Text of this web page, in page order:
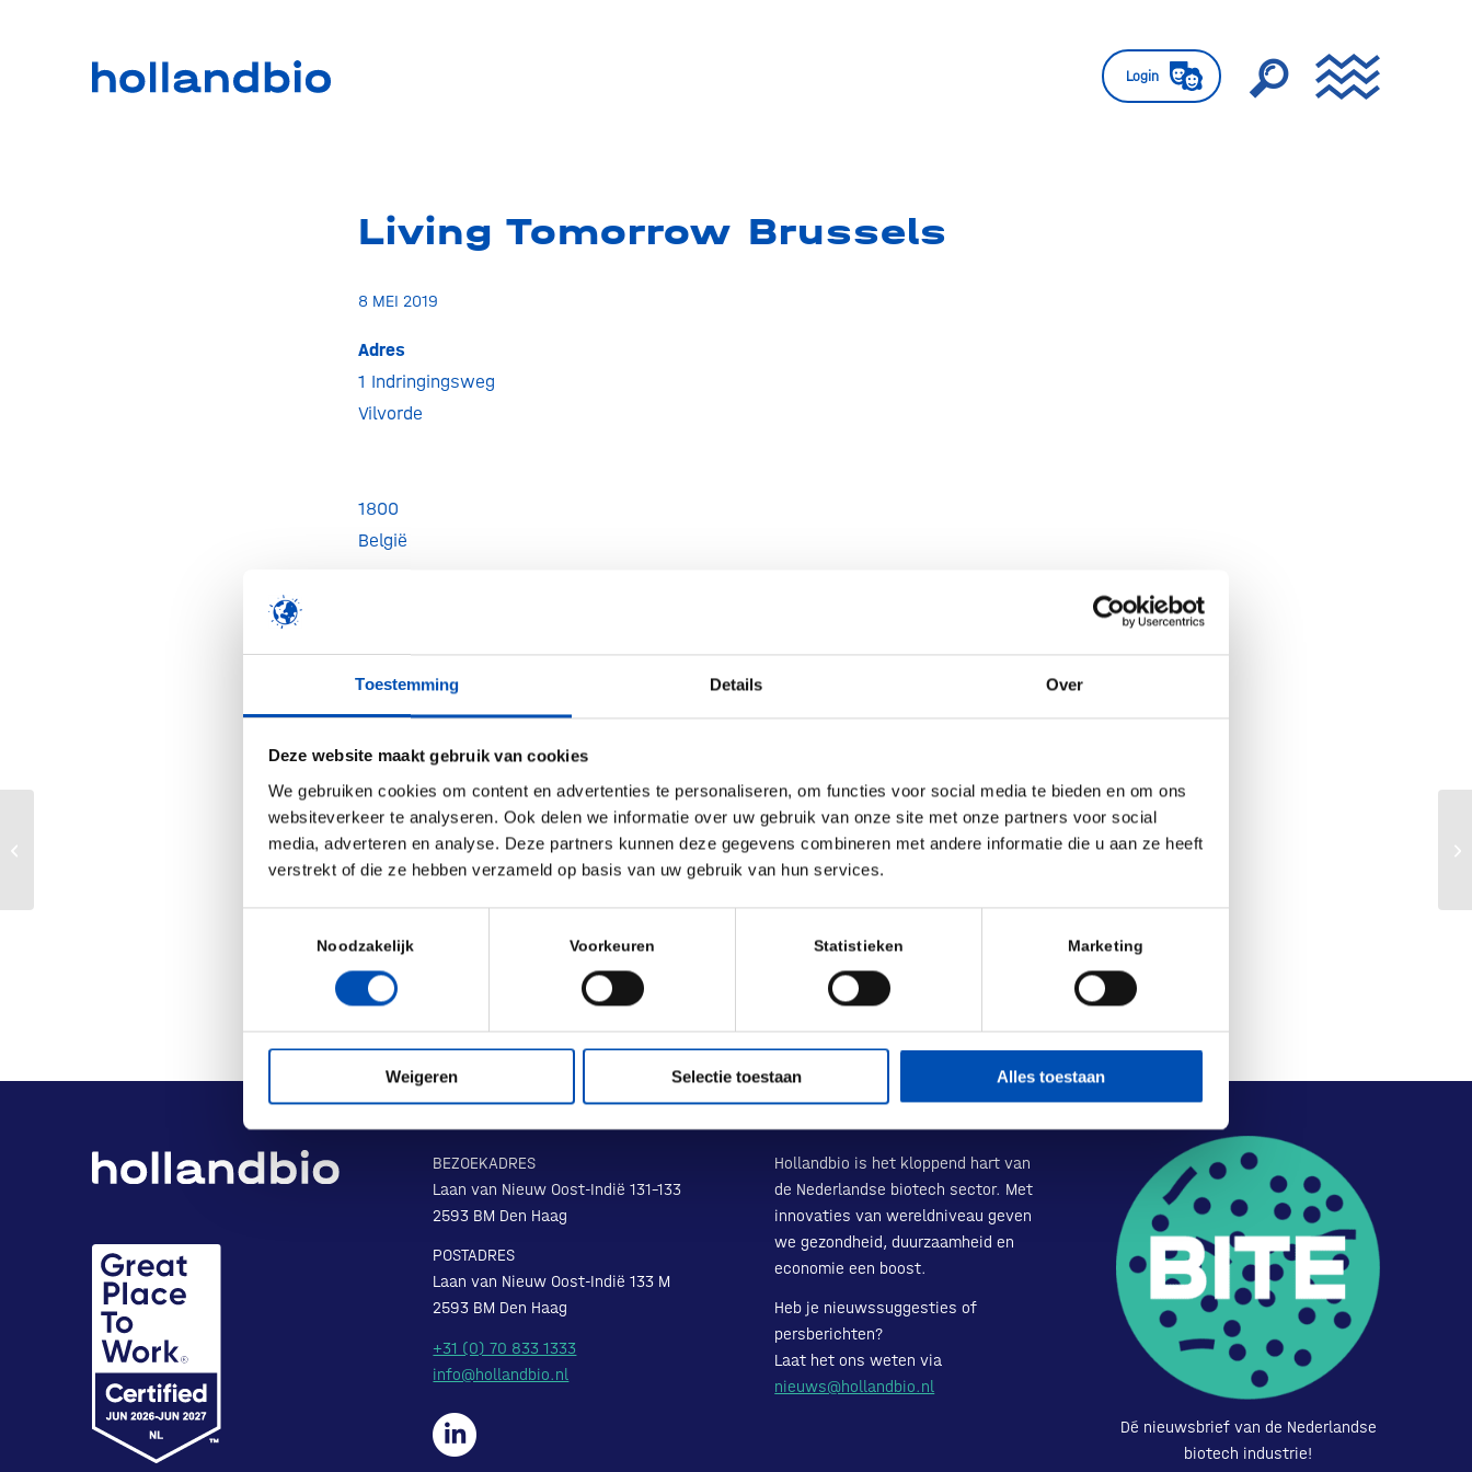
Toestemming Details Over
Deze website maakt gebruik van cookies
We gebruiken cookies om content en advertenties te personaliseren, om functies voor social media te bieden en om ons
websiteverkeer te analyseren. Ook delen we informatie over uw gebruik van onze site met onze partners voor social
media, adverteren en analyse. Deze partners kunnen deze gegevens combineren met andere informatie die u aan ze heeft
verstrekt of die ze hebben verzameld op basis van uw gebruik van hun services.
Noodzakelijk Voorkeuren Statistieken Marketing
Weigeren Selectie toestaan Alles toestaan
Login
Living Tomorrow Brussels
8 MEI 2019
Adres
1 Indringingsweg
Vilvorde
1800
België
Aankomende Evenementen
/
Deel dit stuk
BEZOEKADRES
Laan van Nieuw Oost-Indië 131-133
2593 BM Den Haag
POSTADRES
Laan van Nieuw Oost-Indië 133 M
2593 BM Den Haag
+31 (0) 70 833 1333
info@hollandbio.nl
Hollandbio is het kloppend hart van
de Nederlandse biotech sector. Met
innovaties van wereldniveau geven
we gezondheid, duurzaamheid en
economie een boost.
Heb je nieuwssuggesties of
persberichten?
Laat het ons weten via
nieuws@hollandbio.nl
Dé nieuwsbrief van de Nederlandse
biotech industrie!